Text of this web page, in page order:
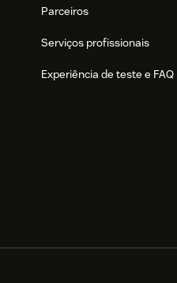
Parceiros
Serviços profissionais
Experiência de teste e FAQ